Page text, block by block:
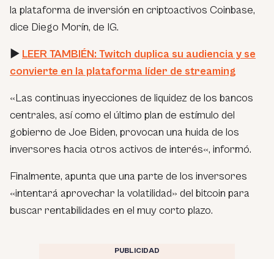
la plataforma de inversión en criptoactivos Coinbase,
dice Diego Morín, de IG.
► LEER TAMBIÉN: Twitch duplica su audiencia y se
convierte en la plataforma líder de streaming
«Las continuas inyecciones de liquidez de los bancos
centrales, así como el último plan de estímulo del
gobierno de Joe Biden, provocan una huida de los
inversores hacia otros activos de interés«, informó.
Finalmente, apunta que una parte de los inversores
«intentará aprovechar la volatilidad» del bitcoin para
buscar rentabilidades en el muy corto plazo.
PUBLICIDAD